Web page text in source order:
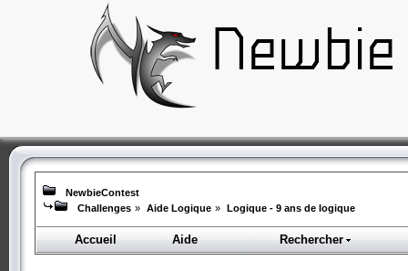
NewbieContest
Challenges » Aide Logique » Logique - 9 ans de logique
Accueil Aide Rechercher